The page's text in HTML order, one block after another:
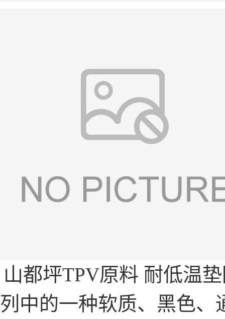
山都坪TPV原料 耐低温
列中的一种软质、黑色、